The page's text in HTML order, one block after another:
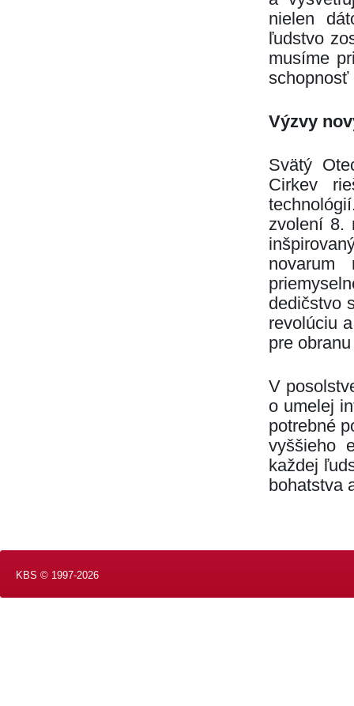
nielen
ľudstvo
musíme
schopnosť
Výzvy
Svätý
Cirkev
zvolení 8.
dedičstvo
revolúciu
pre
V
o umelej
potrebné
vyššieho
každej
bohatstva
KBS © 1997-2026